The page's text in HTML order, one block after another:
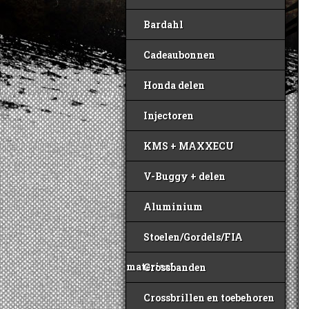
Bardahl
Cadeaubonnen
Honda delen
Injectoren
KMS + MAXXECU
V-Buggy + delen
Aluminium
Stoelen/Gordels/FIA
materiaal
Crossbanden
Crossbrillen en toebehoren